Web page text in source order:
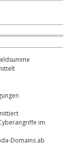
im
Domains ab